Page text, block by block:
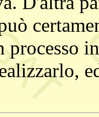
processo